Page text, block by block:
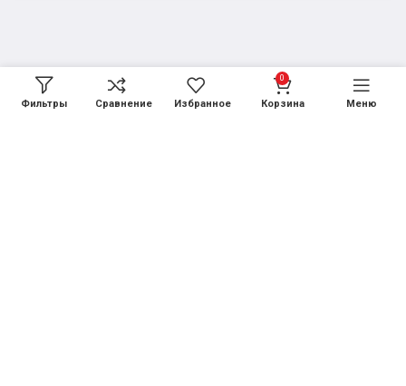
Фильтры Сравнение Избранное
0
Корзина Меню